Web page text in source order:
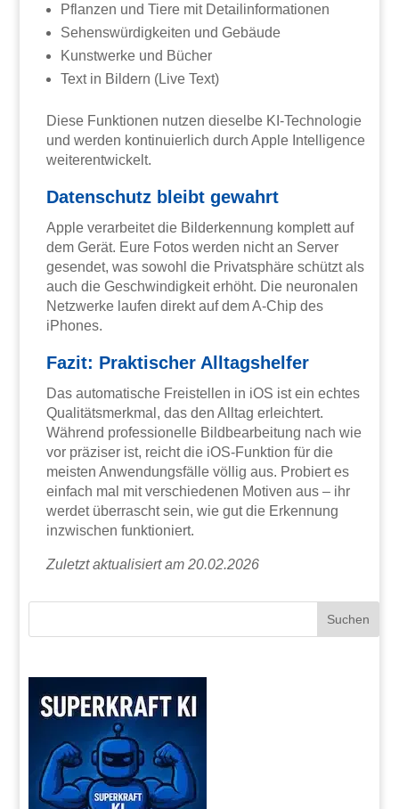
Pflanzen und Tiere mit Detailinformationen
Sehenswürdigkeiten und Gebäude
Kunstwerke und Bücher
Text in Bildern (Live Text)
Diese Funktionen nutzen dieselbe KI-Technologie
und werden kontinuierlich durch Apple Intelligence
weiterentwickelt.
Datenschutz bleibt gewahrt
Apple verarbeitet die Bilderkennung komplett auf
dem Gerät. Eure Fotos werden nicht an Server
gesendet, was sowohl die Privatsphäre schützt als
auch die Geschwindigkeit erhöht. Die neuronalen
Netzwerke laufen direkt auf dem A-Chip des
iPhones.
Fazit: Praktischer Alltagshelfer
Das automatische Freistellen in iOS ist ein echtes
Qualitätsmerkmal, das den Alltag erleichtert.
Während professionelle Bildbearbeitung nach wie
vor präziser ist, reicht die iOS-Funktion für die
meisten Anwendungsfälle völlig aus. Probiert es
einfach mal mit verschiedenen Motiven aus – ihr
werdet überrascht sein, wie gut die Erkennung
inzwischen funktioniert.
Zuletzt aktualisiert am 20.02.2026